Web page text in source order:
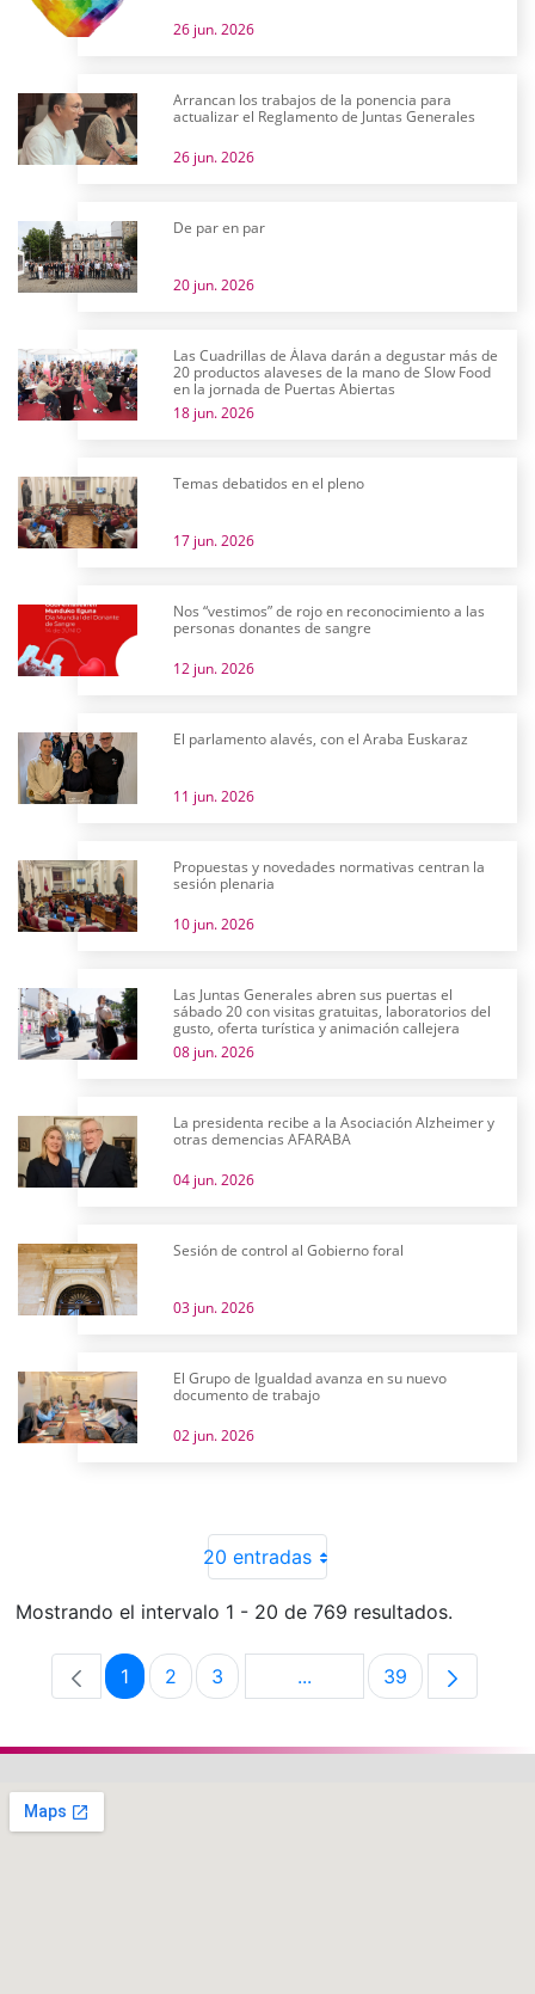
26 jun. 2026
Arrancan los trabajos de la ponencia para
actualizar el Reglamento de Juntas Generales
26 jun. 2026
De par en par
20 jun. 2026
Las Cuadrillas de Álava darán a degustar más de
20 productos alaveses de la mano de Slow Food
en la jornada de Puertas Abiertas
18 jun. 2026
Temas debatidos en el pleno
17 jun. 2026
Nos “vestimos” de rojo en reconocimiento a las
personas donantes de sangre
12 jun. 2026
El parlamento alavés, con el Araba Euskaraz
11 jun. 2026
Propuestas y novedades normativas centran la
sesión plenaria
10 jun. 2026
Las Juntas Generales abren sus puertas el
sábado 20 con visitas gratuitas, laboratorios del
gusto, oferta turística y animación callejera
08 jun. 2026
La presidenta recibe a la Asociación Alzheimer y
otras demencias AFARABA
04 jun. 2026
Sesión de control al Gobierno foral
03 jun. 2026
El Grupo de Igualdad avanza en su nuevo
documento de trabajo
02 jun. 2026
20 entradas
Mostrando el intervalo 1 - 20 de 769 resultados.
Página
1 Página
2 Página
3 ...Páginas intermedias Use
Página
39